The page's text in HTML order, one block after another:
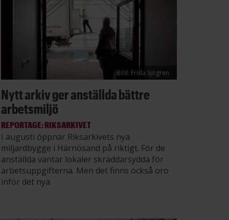
Bild: Frida Sjögren
Nytt arkiv ger anställda bättre
arbetsmiljö
REPORTAGE: RIKSARKIVET
I augusti öppnar Riksarkivets nya
miljardbygge i Härnösand på riktigt. För de
anställda väntar lokaler skräddarsydda för
arbetsuppgifterna. Men det finns också oro
inför det nya.